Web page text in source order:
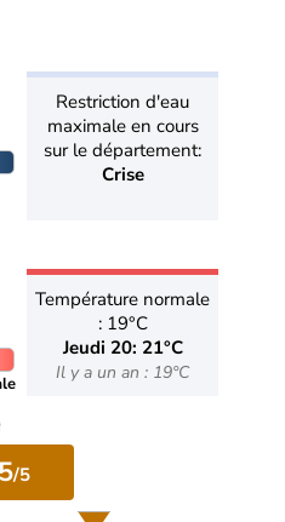
Restriction d'eau
maximale en cours
sur le département:
Crise
Température normale
: 19°C
Jeudi 20: 21°C
Il y a un an : 19°C
5/5